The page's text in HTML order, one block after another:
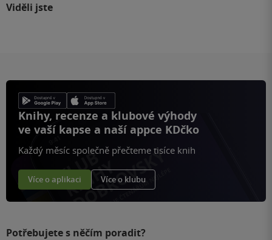
Viděli jste
Knihy, recenze a klubové výhody
ve vaší kapse a naší appce KDčko
Každý měsíc společně přečteme tisíce knih
Více o aplikaci Více o klubu
Potřebujete s něčím poradit?